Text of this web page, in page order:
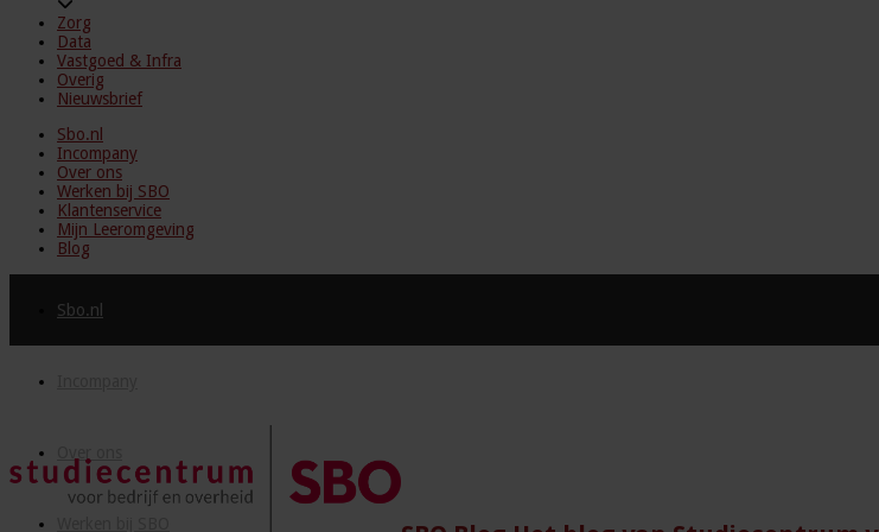
Zorg
Data
Vastgoed & Infra
Overig
Nieuwsbrief
Sbo.nl
Incompany
Over ons
Werken bij SBO
Klantenservice
Mijn Leeromgeving
Blog
Sbo.nl